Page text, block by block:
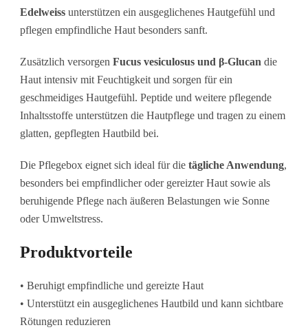
Edelweiss unterstützen ein ausgeglichenes Hautgefühl und
pflegen empfindliche Haut besonders sanft.
Zusätzlich versorgen Fucus vesiculosus und β-Glucan die
Haut intensiv mit Feuchtigkeit und sorgen für ein
geschmeidiges Hautgefühl. Peptide und weitere pflegende
Inhaltsstoffe unterstützen die Hautpflege und tragen zu einem
glatten, gepflegten Hautbild bei.
Die Pflegebox eignet sich ideal für die tägliche Anwendung,
besonders bei empfindlicher oder gereizter Haut sowie als
beruhigende Pflege nach äußeren Belastungen wie Sonne
oder Umweltstress.
Produktvorteile
• Beruhigt empfindliche und gereizte Haut
• Unterstützt ein ausgeglichenes Hautbild und kann sichtbare
Rötungen reduzieren